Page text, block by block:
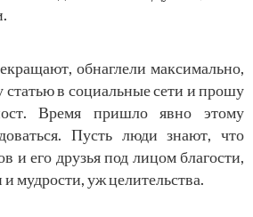
обнаглели максимально,
статью в социальные сети и прошу
Время пришло явно этому
Пусть люди знают, что
и его друзья под лицом благости,
мудрости, уж целительства.